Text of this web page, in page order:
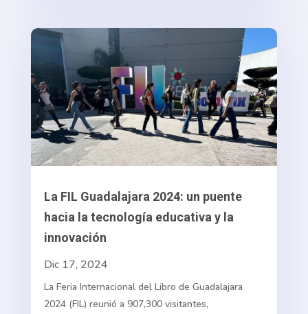
La FIL Guadalajara 2024: un puente
hacia la tecnología educativa y la
innovación
Dic 17, 2024
La Feria Internacional del Libro de Guadalajara
2024 (FIL) reunió a 907,300 visitantes,